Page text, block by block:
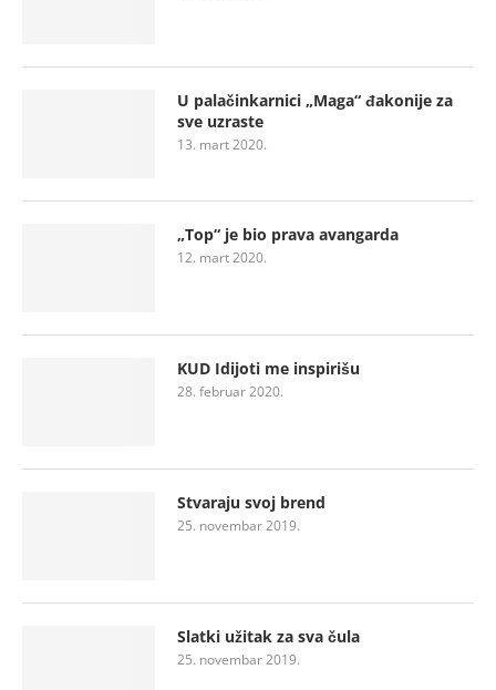
U palačinkarnici „Maga“ đakonije za
sve uzraste
13. mart 2020.
„Top“ je bio prava avangarda
12. mart 2020.
KUD Idijoti me inspirišu
28. februar 2020.
Stvaraju svoj brend
25. novembar 2019.
Slatki užitak za sva čula
25. novembar 2019.